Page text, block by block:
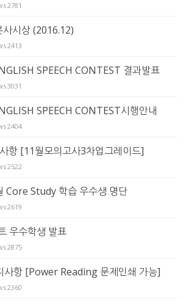
2781
시상 (2016.12)
2413
SPEECH CONTEST 결과발표
3031
SPEECH CONTEST시행안내
2404
항 [11월모의고사3차업그레이드]
2522
Core Study 학습 우수생 명단
2619
우수학생 발표
2875
사항 [Power Reading 문제인쇄 가능]
2360